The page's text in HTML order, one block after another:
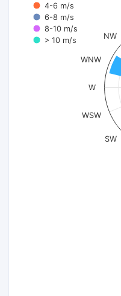
4-6 m/s
6-8 m/s
8-10 m/s
> 10 m/s
SW
WSW
W
WNW
NW